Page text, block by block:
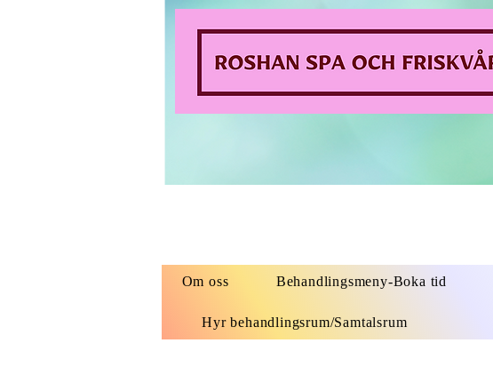
Om oss Behandlingsmeny-Boka tid
Hyr behandlingsrum/Samtalsrum